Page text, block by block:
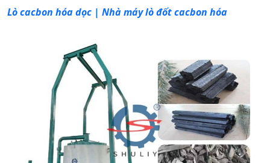
Lò cacbon hóa dọc | Nhà máy lò đốt cacbon hóa